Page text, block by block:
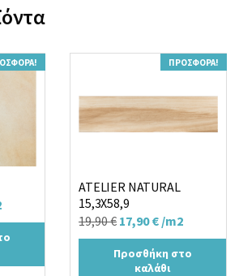
ΠΡΟΣΦΟΡΆ!
ATELIER NATURAL
15,3X58,9
19,90€ Original
price
was:
17,90€Η
τρέχουσα
τιμή
/m2
Προσθήκη στο
καλάθι